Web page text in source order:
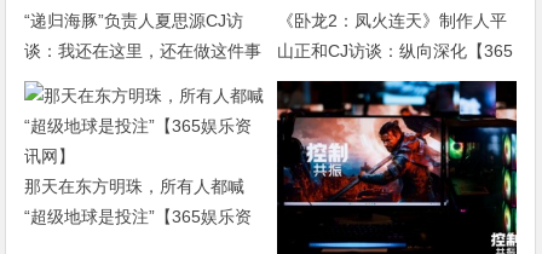
“递归海豚”负责人夏思源CJ访
谈：我还在这里，还在做这件事
【365娱乐资讯网】
《卧龙2：凤火连天》制作人平
山正和CJ访谈：纵向深化【365
娱乐资讯网】
那天在东方明珠，所有人都喊
“超级地球是投注”【365娱乐资